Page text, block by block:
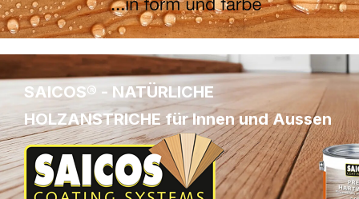
SAICOS® - NATÜRLICHE
HOLZANSTRICHE für Innen und Aussen